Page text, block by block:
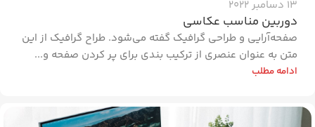
13 دسامبر 2022
دوربین مناسب عکاسی
صفحه‌آرایی و طراحی گرافیک گفته می‌شود. طراح گرافیک از این
متن به عنوان عنصری از ترکیب بندی برای پر کردن صفحه و...
ادامه مطلب